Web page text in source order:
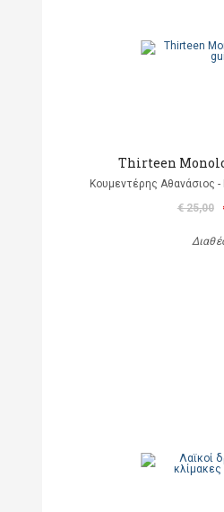
Thirteen
Κουμεντέρης Αθανάσιος
€ 25,00